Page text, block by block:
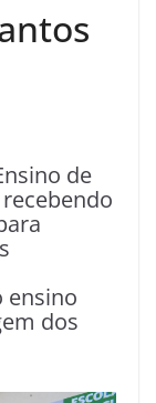
de
ensino
dos